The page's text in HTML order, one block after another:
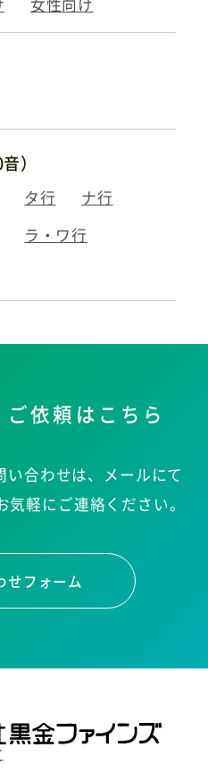
女性向け
）
タ行
ナ行
ラ・ワ行
依頼はこちら
合わせは、メールにて
気軽にご連絡ください。
せフォーム